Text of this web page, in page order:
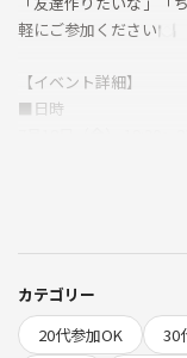
軽にご参加ください🍽️
【イベント詳細】
■日時
■定員
6名までの少人数で、
カテゴリー
20代参加OK
30